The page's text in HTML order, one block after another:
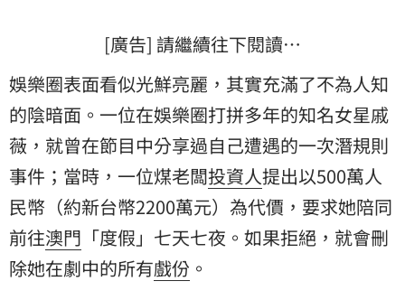
[廣告] 請繼續往下閱讀…
娛樂圈表面看似光鮮亮麗，其實充滿了不為人知
的陰暗面。一位在娛樂圈打拼多年的知名女星戚
薇，就曾在節目中分享過自己遭遇的一次潛規則
事件；當時，一位煤老闆投資人提出以500萬人
民幣（約新台幣2200萬元）為代價，要求她陪同
前往澳門 「度假」七天七夜。如果拒絕，就會刪
除她在劇中的所有戲份 。